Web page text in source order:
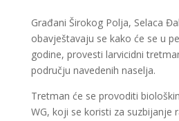
Građani Širokog Polja, Selaca
obavještavaju se kako će se u
godine, provesti larvicidni
području navedenih naselja.
Tretman će se provoditi
WG, koji se koristi za suzbijanje